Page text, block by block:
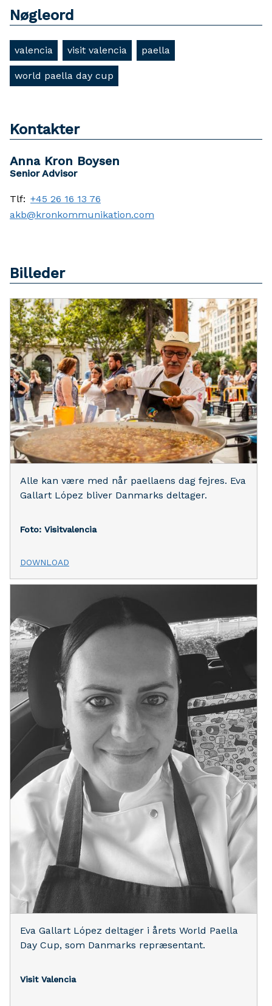
Nøgleord
valencia visit valencia paella
world paella day cup
Kontakter
Anna Kron Boysen
Senior Advisor
Tlf: +45 26 16 13 76
akb@kronkommunikation.com
Billeder
Alle kan være med når paellaens dag fejres. Eva
Gallart López bliver Danmarks deltager.
Foto: Visitvalencia
DOWNLOAD
Eva Gallart López deltager i årets World Paella
Day Cup, som Danmarks repræsentant.
Visit Valencia